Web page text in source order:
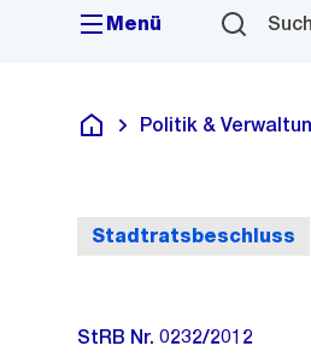
Menü
Deutsch
Politik &
Stadtratsbeschluss
StRB Nr. 0232/2012